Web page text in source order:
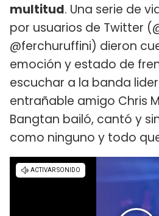
multitud. Una serie de
por usuarios de Twitter
@ferchuruffini) dieron
emoción y estado de
escuchar a la banda
entrañable amigo Chris
Bangtan bailó, cantó y
como ninguno y todo